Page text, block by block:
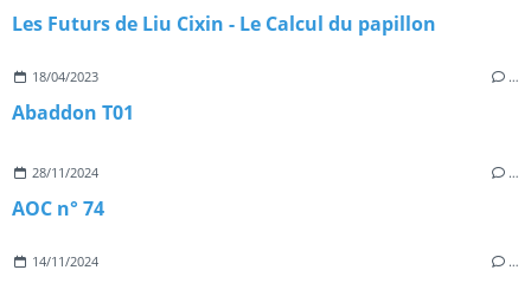
Les Futurs de Liu Cixin - Le Calcul du papillon
18/04/2023 …
Abaddon T01
28/11/2024 …
AOC n° 74
14/11/2024 …